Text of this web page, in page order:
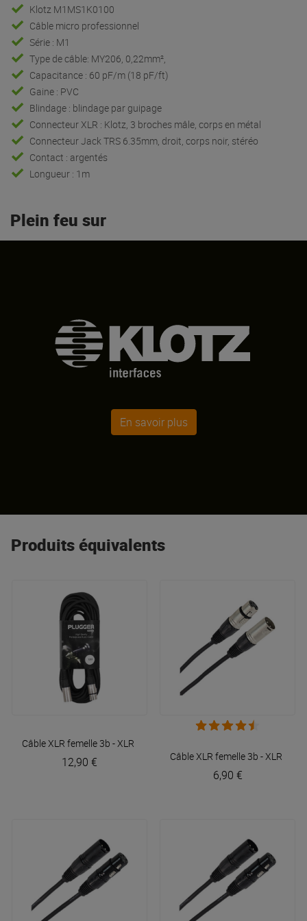
Klotz M1MS1K0100
Câble micro professionnel
Série : M1
Type de câble: MY206, 0,22mm²,
Capacitance : 60 pF/m (18 pF/ft)
Gaine : PVC
Blindage : blindage par guipage
Connecteur XLR : Klotz, 3 broches mâle, corps en métal
Connecteur Jack TRS 6.35mm, droit, corps noir, stéréo
Contact : argentés
Longueur : 1m
Plein feu sur
En savoir plus
Produits équivalents
Câble XLR femelle 3b - XLR mâle 3b 10m Easy
12,90 € Câble XLR femelle 3b - XLR
6,90 €